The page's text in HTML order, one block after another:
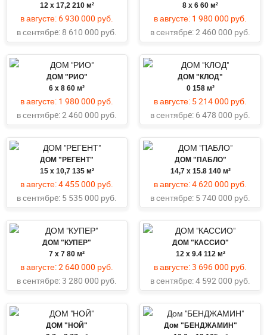
12 х 17,2 210 м²
в августе: 6 930 000 руб.
в сентябрe: 8 610 000 руб.
8 x 6 60 м²
в августе: 1 980 000 руб.
в сентябрe:2 460 000 руб.
ДОМ "РИО"
6 x 8 60 м²
в августе: 1 980 000 руб.
в сентябрe:2 460 000 руб.
ДОМ "КЛОД"
0 158 м²
в августе: 5 214 000 руб.
в сентябрe: 6 478 000 руб.
ДОМ "РЕГЕНТ"
15 x 10,7 135 м²
в августе:4 455 000 руб.
в сентябрe: 5 535 000 руб.
ДОМ "ПАБЛО"
14,7 x 15.8 140 м²
в августе:4 620 000 руб.
в сентябрe: 5 740 000 руб.
ДОМ "КУПЕР"
7 x 7 80 м²
в августе:2 640 000 руб.
в сентябрe:3 280 000 руб.
ДОМ "КАССИО"
12 х 9.4 112 м²
в августе:3 696 000 руб.
в сентябрe:4 592 000 руб.
ДОМ "НОЙ"
Дом "БЕНДЖАМИН"